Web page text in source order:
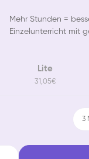
Mehr Stunden =
Einzelunterricht mit
Lite
31,05€
3